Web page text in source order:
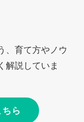
、育て方やノウ
解説していま
ら